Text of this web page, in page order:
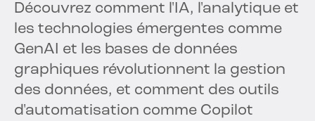
Découvrez comment l'IA, l'analytique et
les technologies émergentes comme
GenAI et les bases de données
graphiques révolutionnent la gestion
des données, et comment des outils
d'automatisation comme Copilot